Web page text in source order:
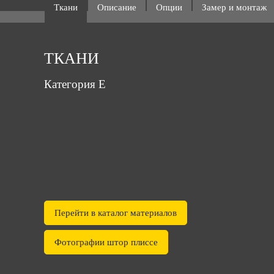
Ткани Описание Опции Замер и монтаж
ТКАНИ
Категория Е
Перейти в каталог материалов
Фотографии штор плиссе